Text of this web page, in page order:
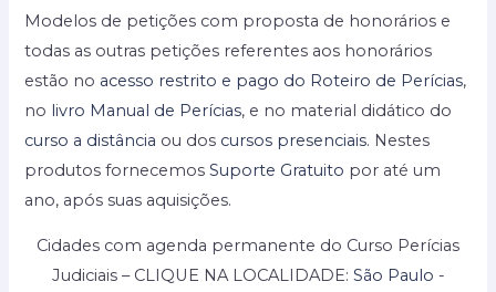
Modelos de petições com proposta de honorários e
todas as outras petições referentes aos honorários
estão no acesso restrito e pago do Roteiro de Perícias,
no livro Manual de Perícias, e no material didático do
curso a distância ou dos cursos presenciais. Nestes
produtos fornecemosSuporte Gratuito por até um
ano, após suas aquisições.
Cidades com agenda permanente do Curso Perícias
Judiciais – CLIQUE NA LOCALIDADE: São Paulo -